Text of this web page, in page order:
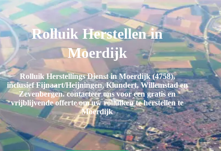
Rolluik Herstellen in
Moerdijk
Rolluik Herstellings Dienst in Moerdijk (4758),
inclusiefFijnaart/Heijningen, Klundert, Willemstad en
Zevenbergen. contacteer ons voor een gratis en
vrijblijvende offerte om uw rolluiken te herstellen te
Moerdijk